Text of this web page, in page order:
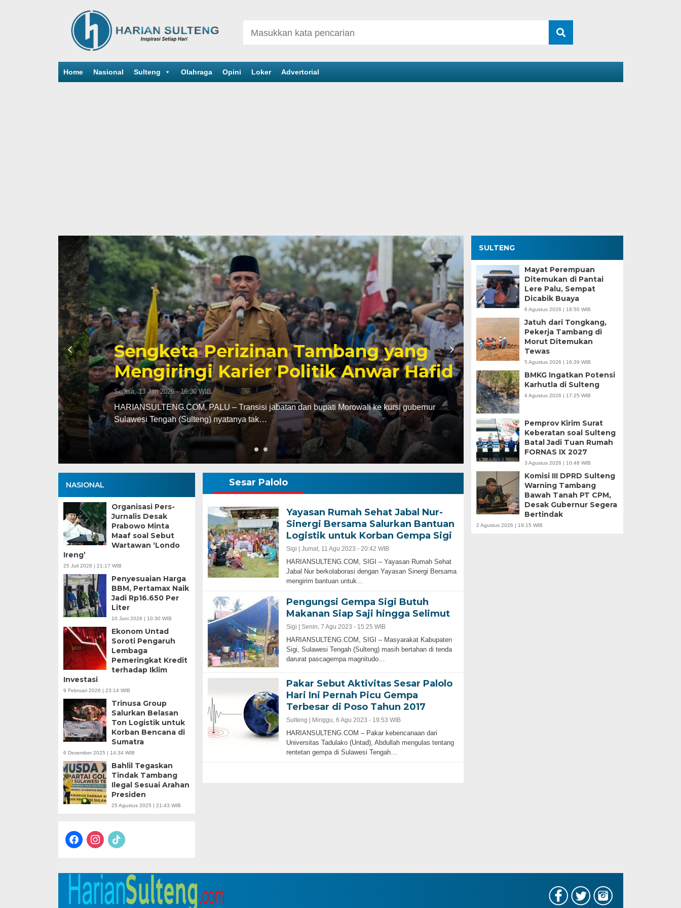
Home Nasional Sulteng Olahraga Opini Loker Advertorial
Sengketa Perizinan Tambang yang
Mengiringi Karier Politik Anwar Hafid
Selasa, 13 Jan 2026 - 16:30 WIB
HARIANSULTENG.COM, PALU – Transisi jabatan dari bupati Morowali ke kursi gubernur
Sulawesi Tengah (Sulteng) nyatanya tak…
Kesaksian Buruh
Industri Nikel di
Minggu, 5 Jan 2025 - 18:59 WIB
HARIANSULTENG.COM, MOROWALI – Industri
punggung ekspor nasional. Mantra hilirisasi terus…
NASIONAL
Organisasi Pers-
Jurnalis Desak
Prabowo Minta
Maaf soal Sebut
Wartawan ‘Londo
Ireng’
25 Juli 2026 | 21:17 WIB
Penyesuaian Harga
BBM, Pertamax Naik
Jadi Rp16.650 Per
Liter
10 Juni 2026 | 10:30 WIB
Ekonom Untad
Soroti Pengaruh
Lembaga
Pemeringkat Kredit
terhadap Iklim
Investasi
9 Februari 2026 | 23:14 WIB
Trinusa Group
Salurkan Belasan
Ton Logistik untuk
Korban Bencana di
Sumatra
6 Desember 2025 | 14:34 WIB
Bahlil Tegaskan
Tindak Tambang
Ilegal Sesuai Arahan
Presiden
25 Agustus 2025 | 21:43 WIB
facebookinstagram
tiktok
Sesar Palolo
Yayasan Rumah Sehat Jabal Nur-
Sinergi Bersama Salurkan Bantuan
Logistik untuk Korban Gempa Sigi
Sigi | Jumat, 11 Agu 2023 - 20:42 WIB
HARIANSULTENG.COM, SIGI – Yayasan Rumah Sehat
Jabal Nur berkolaborasi dengan Yayasan Sinergi Bersama
mengirim bantuan untuk…
Pengungsi Gempa Sigi Butuh
Makanan Siap Saji hingga Selimut
Sigi | Senin, 7 Agu 2023 - 15:25 WIB
HARIANSULTENG.COM, SIGI – Masyarakat Kabupaten
Sigi, Sulawesi Tengah (Sulteng) masih bertahan di tenda
darurat pascagempa magnitudo…
Pakar Sebut Aktivitas Sesar Palolo
Hari Ini Pernah Picu Gempa
Terbesar di Poso Tahun 2017
Sulteng | Minggu, 6 Agu 2023 - 19:53 WIB
HARIANSULTENG.COM – Pakar kebencanaan dari
Universitas Tadulako (Untad), Abdullah mengulas tentang
rentetan gempa di Sulawesi Tengah…
SULTENG
Mayat Perempuan
Ditemukan di Pantai
Lere Palu, Sempat
Dicabik Buaya
6 Agustus 2026 | 18:50 WIB
Jatuh dari Tongkang,
Pekerja Tambang di
Morut Ditemukan
Tewas
5 Agustus 2026 | 16:39 WIB
BMKG Ingatkan Potensi
Karhutla di Sulteng
4 Agustus 2026 | 17:25 WIB
Pemprov Kirim Surat
Keberatan soal Sulteng
Batal Jadi Tuan Rumah
FORNAS IX 2027
3 Agustus 2026 | 10:48 WIB
Komisi III DPRD Sulteng
Warning Tambang
Bawah Tanah PT CPM,
Desak Gubernur Segera
Bertindak
2 Agustus 2026 | 19:15 WIB